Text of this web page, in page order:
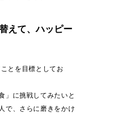
えて、ハッピー
とを目標としてお
」に挑戦してみたいと
で、さらに磨きをかけ